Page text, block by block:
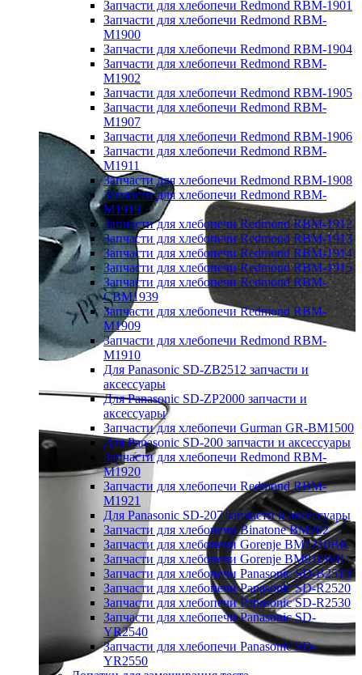
Запчасти для хлебопечи Redmond RBM-1901
Запчасти для хлебопечи Redmond RBM-
M1900
Запчасти для хлебопечи Redmond RBM-1904
Запчасти для хлебопечи Redmond RBM-
M1902
Запчасти для хлебопечи Redmond RBM-1905
Запчасти для хлебопечи Redmond RBM-
M1907
Запчасти для хлебопечи Redmond RBM-1906
Запчасти для хлебопечи Redmond RBM-
M1911
Запчасти для хлебопечи Redmond RBM-1908
Запчасти для хлебопечи Redmond RBM-
M1919
Запчасти для хлебопечи Redmond RBM-1912
Запчасти для хлебопечи Redmond RBM-1913
Запчасти для хлебопечи Redmond RBM-1914
Запчасти для хлебопечи Redmond RBM-1915
Запчасти для хлебопечи Redmond RBM-
CBM1939
Запчасти для хлебопечи Redmond RBM-
M1909
Запчасти для хлебопечи Redmond RBM-
M1910
Для Panasonic SD-ZB2512 запчасти и
аксессуары
Для Panasonic SD-ZP2000 запчасти и
аксессуары
Запчасти для хлебопечи Gurman GR-BM1500
Для Panasonic SD-200 запчасти и аксессуары
Запчасти для хлебопечи Redmond RBM-
M1920
Запчасти для хлебопечи Redmond RBM-
M1921
Для Panasonic SD-207 запчасти и аксессуары
Запчасти для хлебопечи Binatone BM202
Запчасти для хлебопечи Gorenje BM1210BK
Запчасти для хлебопечи Gorenje BM910WII
Запчасти для хлебопечи Panasonic SD-B2510
Запчасти для хлебопечи Panasonic SD-R2520
Запчасти для хлебопечи Panasonic SD-R2530
Запчасти для хлебопечи Panasonic SD-
YR2540
Запчасти для хлебопечи Panasonic SD-
YR2550